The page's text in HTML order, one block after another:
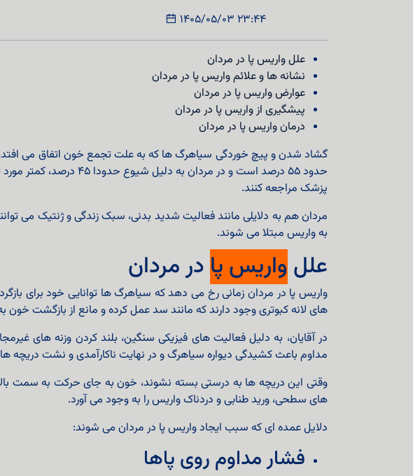
1405/05/03 23:44
علل واریس پا در مردان
نشانه ها و علائم واریس پا در مردان
عوارض واریس پا در مردان
پیشگیری از واریس پا در مردان
درمان واریس پا در مردان
گشاد شدن و پیچ خوردگی سیاهرگ ها که به علت تجمع خون اتفاق می
حدود ۵۵ درصد است و در
پزشک مراجعه کنند.
مردان هم به دلایلی مانند فعالیت شدید بدنی، سبک زندگی و ژنتیک می
به واریس مبتلا می شوند.
علل واریس پا در مردان
واریس پا در مردان زمانی رخ می‌ دهد که سیاهرگ‌ ها توانایی خود برای
های لانه کبوتری وجود دارند که مانند سد عمل کرده و مانع از بازگشت
در آقایان، به دلیل فعالیت‌ های فیزیکی سنگین، بلند کردن وزنه‌ های
مداوم باعث کشیدگی دیواره سیاهرگ و در نهایت ناکارآمدی و نشت دریچه‌
وقتی این دریچه‌ ها به درستی بسته نشوند، خون به جای حرکت به سمت
های سطحی، ورید طنابی و دردناک واریس را به وجود می‌ آورد.
دلایل عمده ای که سبب ایجاد واریس پا در مردان می شوند:
فشار مداوم روی پاها